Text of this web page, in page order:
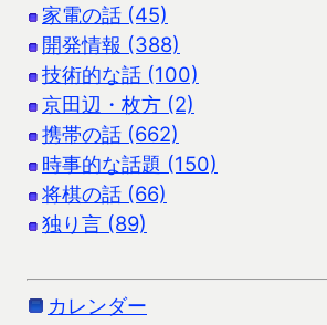
家電の話 (45)
開発情報 (388)
技術的な話 (100)
京田辺・枚方 (2)
携帯の話 (662)
時事的な話題 (150)
将棋の話 (66)
独り言 (89)
カレンダー